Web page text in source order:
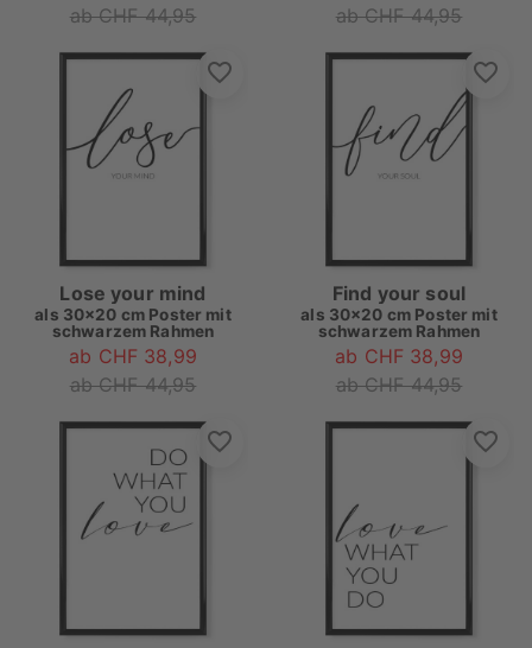
ab CHF 44,95
ab CHF 44,95
Lose your mind
als 30x20 cm Poster mit
schwarzem Rahmen
ab CHF 38,99
ab CHF 44,95
Find your soul
als 30x20 cm Poster mit
schwarzem Rahmen
ab CHF 38,99
ab CHF 44,95